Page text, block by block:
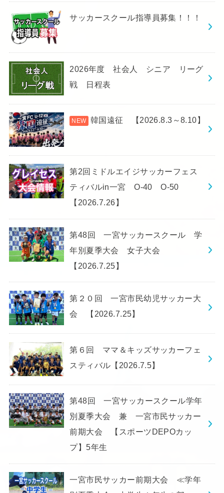
サッカースクール指導員募集！！！
2026年度 社会人 シニア リーグ
戦 日程表
韓国遠征 【2026.8.3～8.10】
第2回ミドルエイジサッカーフェス
ティバルin一宮 O-40 O-50
【2026.7.26】
第48回 一宮サッカースクール 学
年別夏季大会 女子大会
【2026.7.25】
第２０回 一宮市民幼児サッカー大
会 【2026.7.25】
第６回 ママ＆キッズサッカーフェ
スティバル【2026.7.5】
第48回 一宮サッカースクール学年
別夏季大会 兼 一宮市民サッカー
前期大会 【スポーツDEPOカッ
プ】5年生
一宮市民サッカー前期大会 ≪学年